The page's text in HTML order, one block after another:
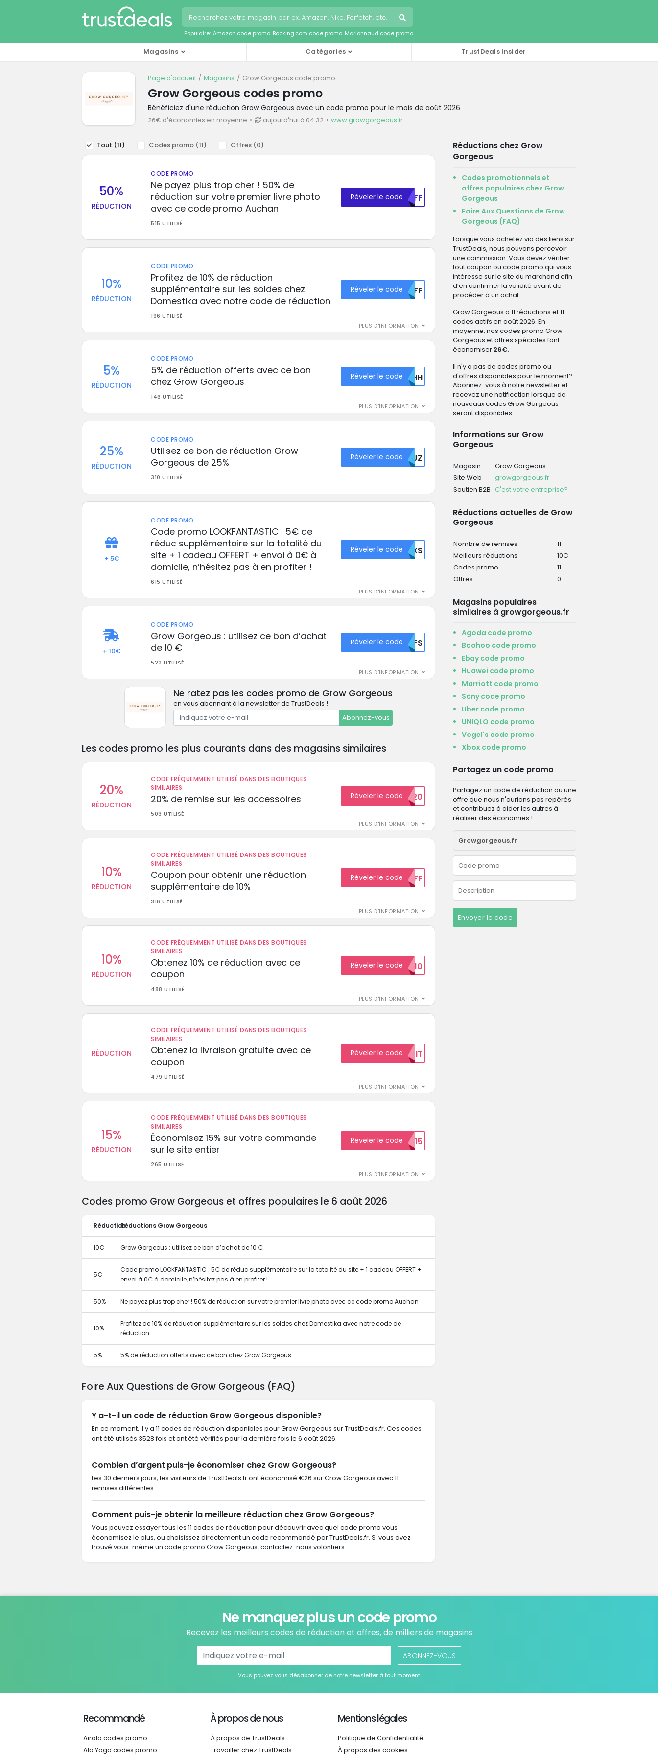
Populaire: Amazon code promo Booking.com code promo Marionnaud code promo
Magasins Catégories TrustDeals Insider
Page d'accueil Magasins Grow Gorgeous code promo
Grow Gorgeous codes promo
Bénéficiez d'une réduction Grow Gorgeous avec un code promo pour le mois de août 2026
26€ d'économies en moyenne aujourd'hui à 04:32 www.growgorgeous.fr
Tout (11) Codes promo (11) Offres (0)
50%
RÉDUCTION
CODE PROMO
Ne payez plus trop cher ! 50% de
réduction sur votre premier livre photo
avec ce code promo Auchan
515 UTILISÉ
Réveler le code VUFF
10%
RÉDUCTION
CODE PROMO
Profitez de 10% de réduction
supplémentaire sur les soldes chez
Domestika avec notre code de réduction
196 UTILISÉ
PLUS D'INFORMATION
Réveler le codeMDFF
5%
RÉDUCTION
CODE PROMO
5% de réduction offerts avec ce bon
chez Grow Gorgeous
146 UTILISÉ
PLUS D'INFORMATION
Réveler le codeNVHH
25%
RÉDUCTION
CODE PROMO
Utilisez ce bon de réduction Grow
Gorgeous de 25%
310 UTILISÉ
Réveler le code NTJZ
+ 5€
CODE PROMO
Code promo LOOKFANTASTIC : 5€ de
réduc supplémentaire sur la totalité du
site + 1 cadeau OFFERT + envoi à 0€ à
domicile, n’hésitez pas à en profiter !
615 UTILISÉ
PLUS D'INFORMATION
Réveler le code REXS
+ 10€
CODE PROMO
Grow Gorgeous : utilisez ce bon d’achat
de 10 €
522 UTILISÉ
PLUS D'INFORMATION
Réveler le code TTFS
Ne ratez pas les codes promo de Grow Gorgeous
en vous abonnant à la newsletter de TrustDeals !
Abonnez-vous
Les codes promo les plus courants dans des magasins similaires
20%
RÉDUCTION
CODE FRÉQUEMMENT UTILISÉ DANS DES BOUTIQUES
SIMILAIRES
20% de remise sur les accessoires
503 UTILISÉ
PLUS D'INFORMATION
Réveler le code
BIENVENUE20
10%
RÉDUCTION
CODE FRÉQUEMMENT UTILISÉ DANS DES BOUTIQUES
SIMILAIRES
Coupon pour obtenir une réduction
supplémentaire de 10%
316 UTILISÉ
PLUS D'INFORMATION
Réveler le code10%OFF
10%
RÉDUCTION
CODE FRÉQUEMMENT UTILISÉ DANS DES BOUTIQUES
SIMILAIRES
Obtenez 10% de réduction avec ce
coupon
488 UTILISÉ
PLUS D'INFORMATION
Réveler le code
REDUCTION10
RÉDUCTION
CODE FRÉQUEMMENT UTILISÉ DANS DES BOUTIQUES
SIMILAIRES
Obtenez la livraison gratuite avec ce
coupon
479 UTILISÉ
PLUS D'INFORMATION
Réveler le codeGRATUIT
15%
RÉDUCTION
CODE FRÉQUEMMENT UTILISÉ DANS DES BOUTIQUES
SIMILAIRES
Économisez 15% sur votre commande
sur le site entier
265 UTILISÉ
PLUS D'INFORMATION
Réveler le codeECON15
Réductions chez Grow
Gorgeous
Codes promotionnels et
offres populaires chez Grow
Gorgeous
Foire Aux Questions de Grow
Gorgeous (FAQ)
Lorsque vous achetez via des liens sur
TrustDeals, nous pouvons percevoir
une commission. Vous devez vérifier
tout coupon ou code promo qui vous
intéresse sur le site du marchand afin
d’en confirmer la validité avant de
procéder à un achat.
Grow Gorgeous a 11 réductions et 11
codes actifs en août 2026. En
moyenne, nos codes promo Grow
Gorgeous et offres spéciales font
économiser 26€.
Il n'y a pas de codes promo ou
d'offres disponibles pour le moment?
Abonnez-vous à notre newsletter et
recevez une notification lorsque de
nouveaux codes Grow Gorgeous
seront disponibles.
Informations sur Grow
Gorgeous
Magasin
Grow Gorgeous
Site Web
growgorgeous.fr
Soutien B2B C'est votre entreprise?
Réductions actuelles de Grow
Gorgeous
Nombre de remises
11
Meilleurs réductions
10€
Codes promo
11
Offres
0
Magasins populaires
similaires à growgorgeous.fr
Agoda code promo
Boohoo code promo
Ebay code promo
Huawei code promo
Marriott code promo
Sony code promo
Uber code promo
UNIQLO code promo
Vogel's code promo
Xbox code promo
Partagez un code promo
Partagez un code de réduction ou une
offre que nous n'aurions pas repérés
et contribuez à aider les autres à
réaliser des économies !
Envoyer le code
Codes promo Grow Gorgeous et offres populaires le 6 août 2026
RéductionRéductions Grow Gorgeous
10€ Grow Gorgeous : utilisez ce bon d’achat de 10 €
5€
Code promo LOOKFANTASTIC : 5€ de réduc supplémentaire sur la totalité du site + 1 cadeau OFFERT +
envoi à 0€ à domicile, n’hésitez pas à en profiter !
50% Ne payez plus trop cher ! 50% de réduction sur votre premier livre photo avec ce code promo Auchan
10%
Profitez de 10% de réduction supplémentaire sur les soldes chez Domestika avec notre code de
réduction
5% 5% de réduction offerts avec ce bon chez Grow Gorgeous
Foire Aux Questions de Grow Gorgeous (FAQ)
Y a-t-il un code de réduction Grow Gorgeous disponible?
En ce moment, il y a 11 codes de réduction disponibles pour Grow Gorgeous sur TrustDeals.fr. Ces codes
ont été utilisés 3528 fois et ont été vérifiés pour la dernière fois le 6 août 2026.
Combien d’argent puis-je économiser chez Grow Gorgeous?
Les 30 derniers jours, les visiteurs de TrustDeals.fr ont économisé €26 sur Grow Gorgeous avec 11
remises différentes.
Comment puis-je obtenir la meilleure réduction chez Grow Gorgeous?
Vous pouvez essayer tous les 11 codes de réduction pour découvrir avec quel code promo vous
économisez le plus, ou choisissez directement un code recommandé par TrustDeals.fr. Si vous avez
trouvé vous-même un code promo Grow Gorgeous, contactez-nous volontiers.
Ne manquez plus un code promo
Recevez les meilleurs codes de réduction et offres, de milliers de magasins
ABONNEZ-VOUS
Vous pouvez vous désabonner de notre newsletter à tout moment
Recommandé
Airalo codes promo
Alo Yoga codes promo
À propos de nous
À propos de TrustDeals
Travailler chez TrustDeals
Mentions légales
Politique de Confidentialité
À propos des cookies